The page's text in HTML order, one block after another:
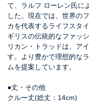
て、ラルフ ローレン氏に
した。現在では、世界の
カを代表するライフスタ
ギリスの伝統的なファッ
リカン・トラッドは、ア
す。より豊かで理想的な
ムを提案しています。
●丈・その他
クルー丈(総丈：14cm)